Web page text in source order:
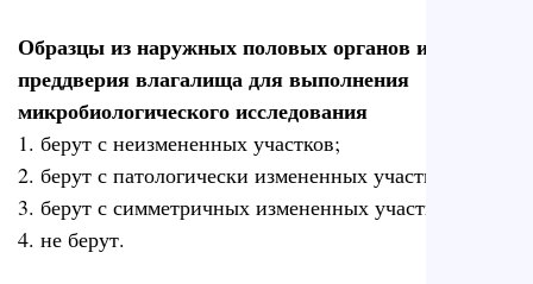
Образцы из наружных половых органов и
преддверия влагалища для выполнения
микробиологического исследования
1. берут с неизмененных участков;
2. берут с патологически измененных участков;+
3. берут с симметричных измененных участков;
4. не берут.